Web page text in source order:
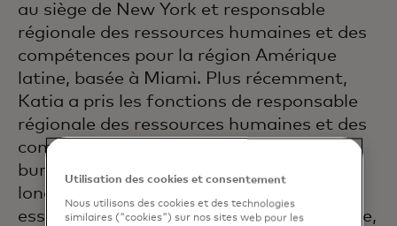
au siège de New York et responsable
régionale des ressources humaines et des
compétences pour la région Amérique
latine, basée à Miami. Plus récemment,
Katia a pris les fonctions de responsable
régionale des ressources humaines et des
compétences pour l’Europe, au sein du
bureau londonien de Mastercard. Tout au
long de sa carrière, elle a joué un rôle
essentiel dans la croissance de l’entreprise,
Utilisation des cookies et consentement
Nous utilisons des cookies et des technologies
similaires ("cookies") sur nos sites web pour les